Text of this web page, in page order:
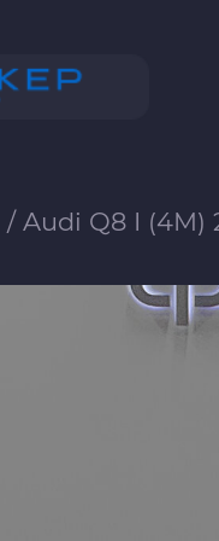
/ Audi Q8 I (4M)